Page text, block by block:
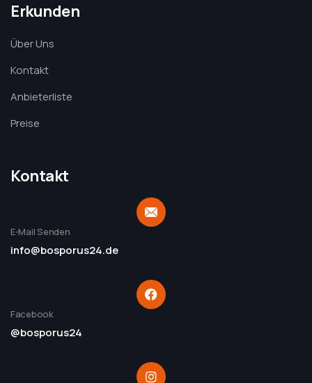
Erkunden
Über Uns
Kontakt
Anbieterliste
Preise
Kontakt
E-Mail Senden
info@bosporus24.de
Facebook
@bosporus24